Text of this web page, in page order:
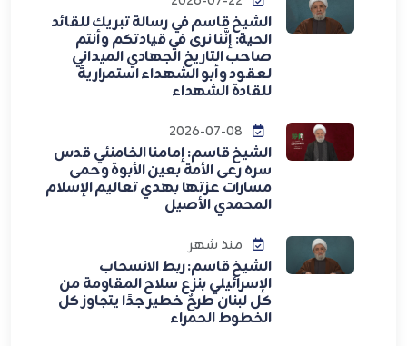
الشيخ قاسم في رسالة تبريك للقائد
الحية: إنَّنا نرى في قيادتكم وأنتم
صاحب التاريخ الجهادي الميداني
لعقود وأبو الشهداء استمراريةً
للقادة الشهداء
الشيخ قاسم: إمامنا الخامنئي قدس
سره رعى الأمة بعين الأبوة وحمى
مسارات عزتها بهدي تعاليم الإسلام
المحمدي الأصيل
منذ شهر
الشيخ قاسم: ربط الانسحاب
الإسرائيلي بنزع سلاح المقاومة من
كل لبنان طرحٌ خطير جدًا يتجاوز كل
الخطوط الحمراء